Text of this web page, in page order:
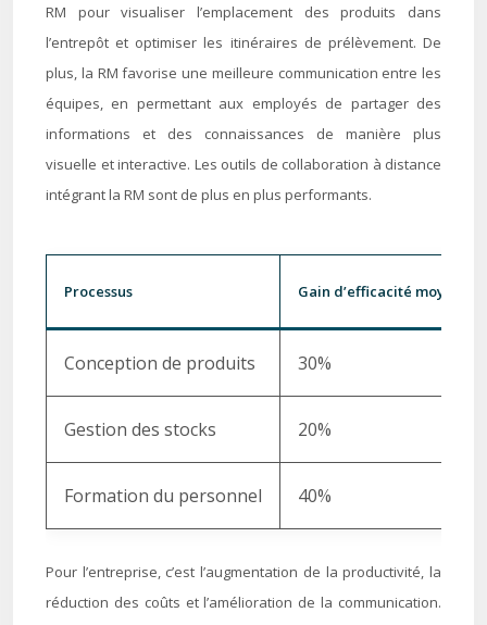
RM pour visualiser l’emplacement des produits dans
l’entrepôt et optimiser les itinéraires de prélèvement. De
plus, la RM favorise une meilleure communication entre les
équipes, en permettant aux employés de partager des
informations et des connaissances de manière plus
visuelle et interactive. Les outils de collaboration à distance
intégrant la RM sont de plus en plus performants.
Processus Gain d’efficacité moyen
Conception de produits 30%
Gestion des stocks 20%
Formation du personnel 40%
Pour l’entreprise, c’est l’augmentation de la productivité, la
réduction des coûts et l’amélioration de la communication.